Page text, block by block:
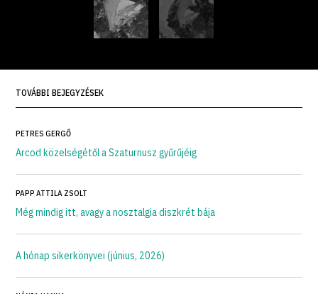
TOVÁBBI BEJEGYZÉSEK
PETRES GERGŐ
Arcod közelségétől a Szaturnusz gyűrűjéig
PAPP ATTILA ZSOLT
Még mindig itt, avagy a nosztalgia diszkrét bája
A hónap sikerkönyvei (június, 2026)